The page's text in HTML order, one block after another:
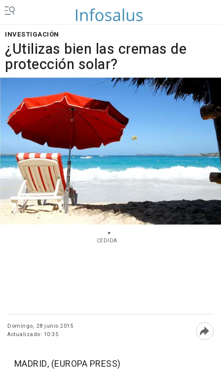
INVESTIGACIÓN
¿Utilizas bien las cremas de
protección solar?
CEDIDA
Domingo, 28 junio 2015
Actualizado: 10:35
MADRID, (EUROPA PRESS)